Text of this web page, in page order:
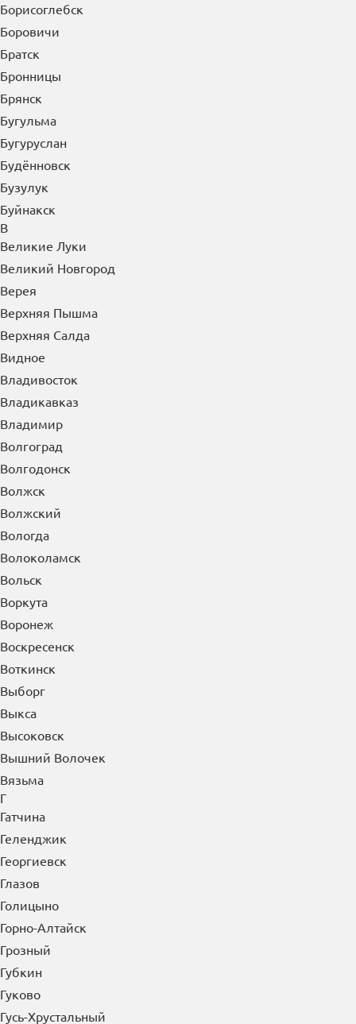
Борисоглебск
Боровичи
Братск
Бронницы
Брянск
Бугульма
Бугуруслан
Будённовск
Бузулук
Буйнакск
В
Великие Луки
Великий Новгород
Верея
Верхняя Пышма
Верхняя Салда
Видное
Владивосток
Владикавказ
Владимир
Волгоград
Волгодонск
Волжск
Волжский
Вологда
Волоколамск
Вольск
Воркута
Воронеж
Воскресенск
Воткинск
Выборг
Выкса
Высоковск
Вышний Волочек
Вязьма
Г
Гатчина
Геленджик
Георгиевск
Глазов
Голицыно
Горно-Алтайск
Грозный
Губкин
Гуково
Гусь-Хрустальный